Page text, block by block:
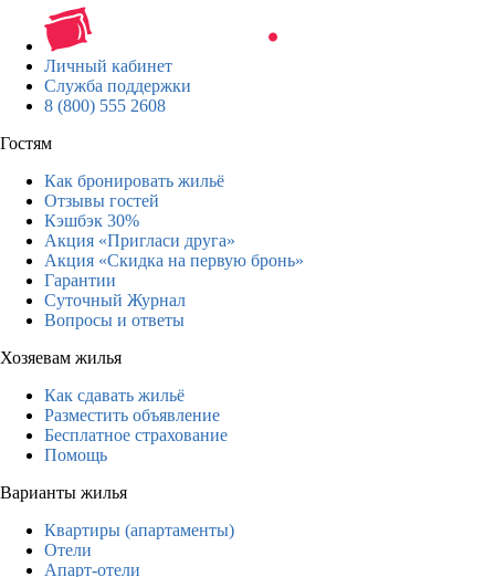
Личный кабинет
Служба поддержки
8 (800) 555 2608
Гостям
Как бронировать жильё
Отзывы гостей
Кэшбэк 30%
Акция «Пригласи друга»
Акция «Скидка на первую бронь»
Гарантии
Суточный Журнал
Вопросы и ответы
Хозяевам жилья
Как сдавать жильё
Разместить объявление
Бесплатное страхование
Помощь
Варианты жилья
Квартиры (апартаменты)
Отели
Апарт-отели